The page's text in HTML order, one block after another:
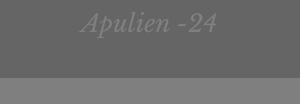
Apulien -24